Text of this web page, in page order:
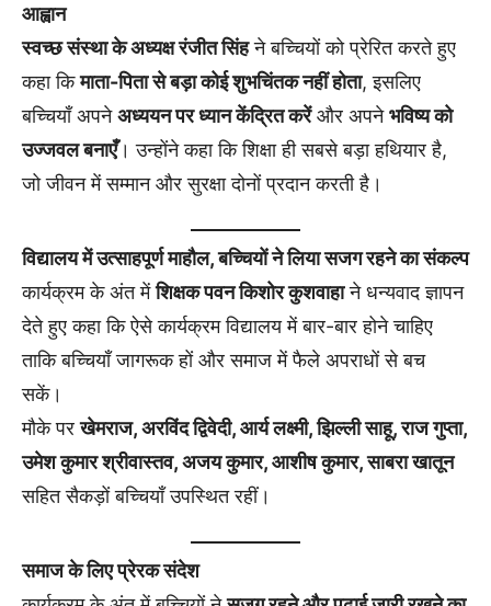
आह्वान
स्वच्छ संस्था के अध्यक्ष रंजीत सिंहने बच्चियों को प्रेरित करते हुए
कहा किमाता-पिता से बड़ा कोई शुभचिंतक नहीं होता, इसलिए
बच्चियाँ अपनेअध्ययन पर ध्यान केंद्रित करेंऔर अपनेभविष्य को
उज्जवल बनाएँ। उन्होंने कहा कि शिक्षा ही सबसे बड़ा हथियार है,
जो जीवन में सम्मान और सुरक्षा दोनों प्रदान करती है।
विद्यालय में उत्साहपूर्ण माहौल, बच्चियों ने लिया सजग रहने का संकल्प
कार्यक्रम के अंत मेंशिक्षक पवन किशोर कुशवाहाने धन्यवाद ज्ञापन
देते हुए कहा कि ऐसे कार्यक्रम विद्यालय में बार-बार होने चाहिए
ताकि बच्चियाँ जागरूक हों और समाज में फैले अपराधों से बच
सकें।
मौके परखेमराज, अरविंद द्विवेदी, आर्य लक्ष्मी, झिल्ली साहू, राज गुप्ता,
उमेश कुमार श्रीवास्तव, अजय कुमार, आशीष कुमार, साबरा खातून
सहित सैकड़ों बच्चियाँ उपस्थित रहीं।
समाज के लिए प्रेरक संदेश